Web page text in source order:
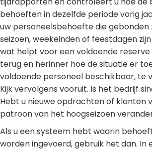
behoeften in dezelfde periode vorig
uw personeelsbehoefte die gebonden
seizoen, weekeinden of feestdagen
wat helpt voor een voldoende reserve
terug en herinner hoe de situatie er
voldoende personeel beschikbaar, te
Kijk vervolgens vooruit. Is het bedrijf
Hebt u nieuwe opdrachten of klanten
patroon van het hoogseizoen
Als u een systeem hebt waarin
worden ingevoerd, gebruik het dan. In